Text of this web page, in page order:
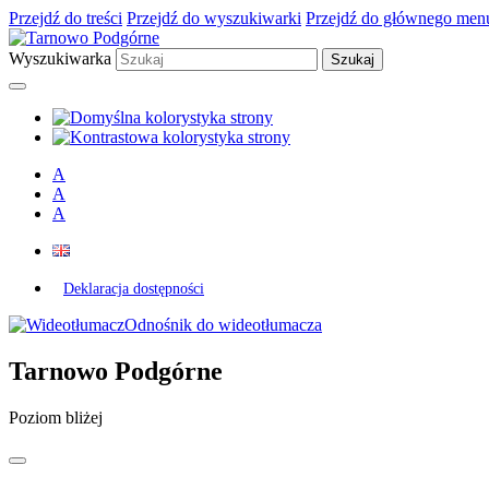
Przejdź do treści Przejdź do wyszukiwarki Przejdź do głównego
Wyszukiwarka
A
A
A
Deklaracja dostępności
Odnośnik do wideotłumacza
Tarnowo Podgórne
Poziom bliżej